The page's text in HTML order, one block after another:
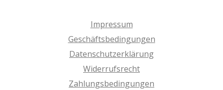
Impressum
Geschäftsbedingungen
Datenschutzerklärung
Widerrufsrecht
Zahlungsbedingungen